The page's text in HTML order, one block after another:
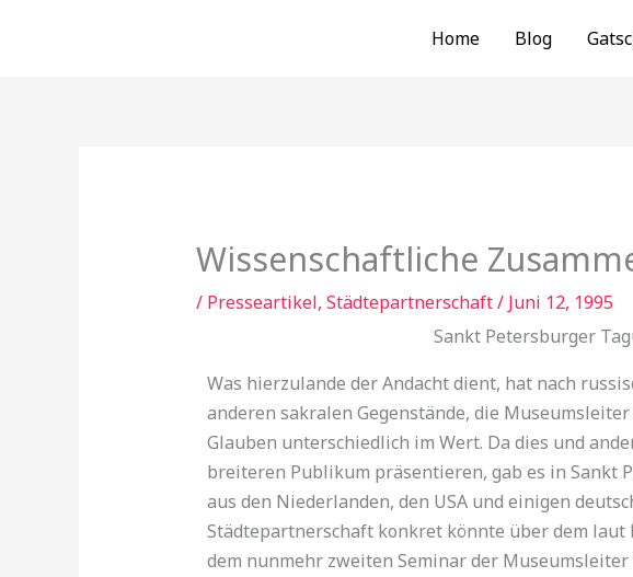
Home Blog
Wissenschaftliche
/ Presseartikel, Städtepartnerschaft/ Juni 12, 1995
Sankt Petersburger
Was hierzulande der Andacht dient, hat nach
anderen sakralen Gegenstände, die
Glauben unterschiedlich im Wert. Da dies und
breiteren Publikum präsentieren, gab es in Sankt
aus den Niederlanden, den USA und einigen
Städtepartnerschaft konkret könnte über dem
dem nunmehr zweiten Seminar der